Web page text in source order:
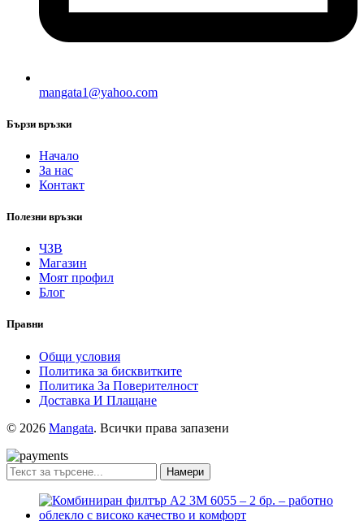
mangata1@yahoo.com
Бързи връзки
Начало
За нас
Контакт
Полезни връзки
ЧЗВ
Магазин
Моят профил
Блог
Правни
Общи условия
Политика за бисквитките
Политика За Поверителност
Доставка И Плащане
© 2026 Mangata. Всички права запазени
Намери